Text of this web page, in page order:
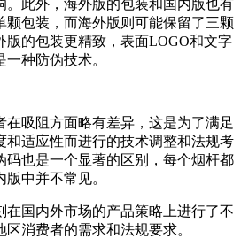
。此外，海外版的包装和国内版也有
颗包装，而海外版则可能保留了三颗
版的包装更精致，表面LOGO和文字
种防伪技术。
在吸阻方面略有差异，这是为了满足
和适应性而进行的技术调整和法规考
码也是一个显著的区别，每个烟杆都
中并不常见。
在国内外市场的产品策略上进行了不
消费者的需求和法规要求。